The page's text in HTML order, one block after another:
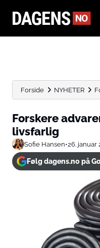
Forside NYHETER
Forskere
livsfarlig
Sofie Hansen•26. januar
Følg dagens.no på